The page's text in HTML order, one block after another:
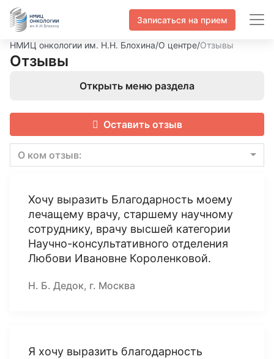
Записаться на прием
НМИЦ онкологии им. Н.Н. Блохина/О центре/Отзывы
Отзывы
Открыть меню раздела
Оставить отзыв
О ком отзыв:
Хочу выразить Благодарность моему
лечащему врачу, старшему научному
сотруднику, врачу высшей категории
Научно-консультативного отделения
Любови Ивановне Короленковой.
Н. Б. Дедок, г. Москва
Я хочу выразить благодарность